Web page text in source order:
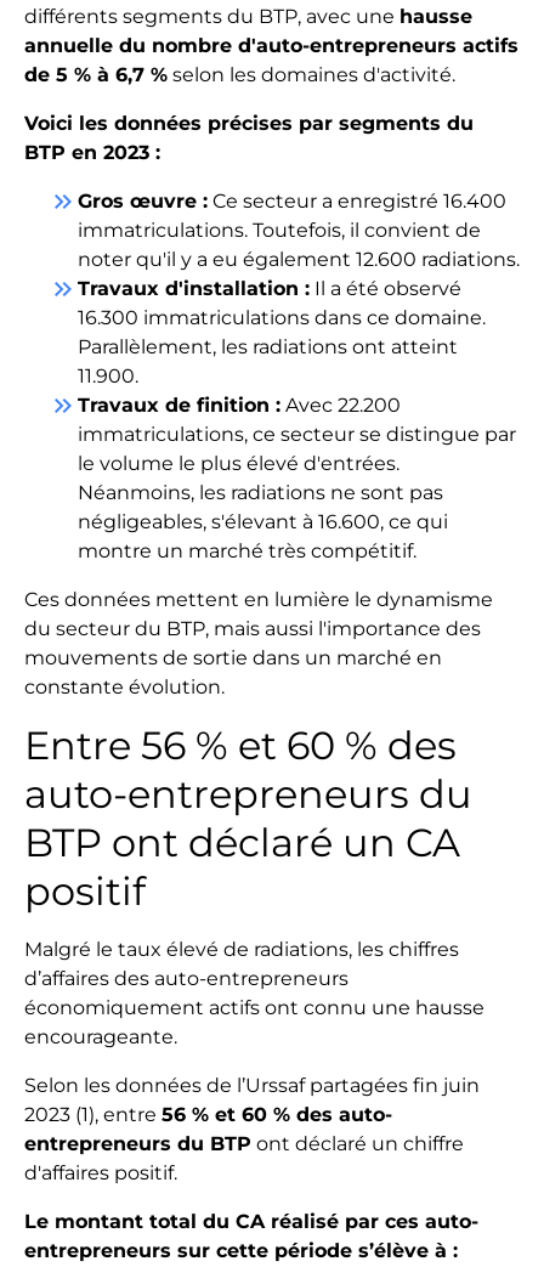
différents segments du BTP, avec une hausse
annuelle du nombre d'auto-entrepreneurs actifs
de 5 % à 6,7 % selon les domaines d'activité.
Voici les données précises par segments du
BTP en 2023 :
keyboard_double_arrow_right Gros œuvre : Ce secteur a enregistré 16.400
immatriculations. Toutefois, il convient de
noter qu'il y a eu également 12.600 radiations.
keyboard_double_arrow_right Travaux d'installation : Il a été observé
16.300 immatriculations dans ce domaine.
Parallèlement, les radiations ont atteint
11.900.
keyboard_double_arrow_right Travaux de finition : Avec 22.200
immatriculations, ce secteur se distingue par
le volume le plus élevé d'entrées.
Néanmoins, les radiations ne sont pas
négligeables, s'élevant à 16.600, ce qui
montre un marché très compétitif.
Ces données mettent en lumière le dynamisme
du secteur du BTP, mais aussi l'importance des
mouvements de sortie dans un marché en
constante évolution.
Entre 56 % et 60 % des
auto-entrepreneurs du
BTP ont déclaré un CA
positif
Malgré le taux élevé de radiations, les chiffres
d’affaires des auto-entrepreneurs
économiquement actifs ont connu une hausse
encourageante.
Selon les données de l’Urssaf partagées fin juin
2023 (1), entre 56 % et 60 % des auto-
entrepreneurs du BTP ont déclaré un chiffre
d'affaires positif.
Le montant total du CA réalisé par ces auto-
entrepreneurs sur cette période s’élève à :